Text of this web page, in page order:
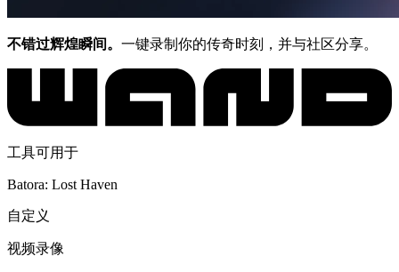
不错过辉煌瞬间。 一键录制你的传奇时刻，并与社区分享。
工具可用于
Batora: Lost Haven
自定义
视频录像